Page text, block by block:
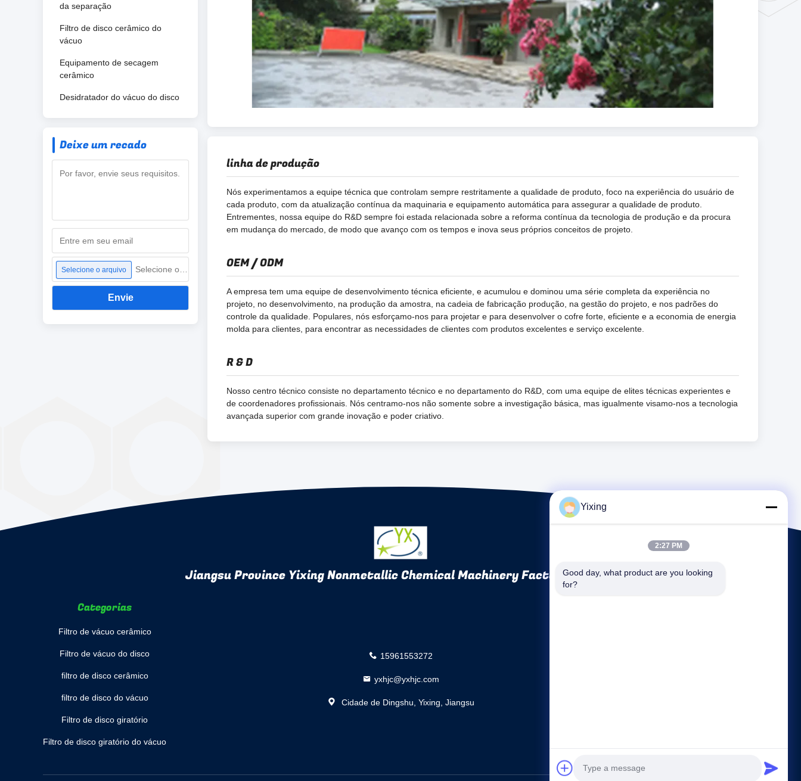
da separação
Filtro de disco cerâmico do
vácuo
Equipamento de secagem
cerâmico
Desidratador do vácuo do disco
Deixe um recado
Selecione o arquivo
Envie
linha de produção
Nós experimentamos a equipe técnica que controlam sempre restritamente a qualidade de produto, foco na experiência do usuário de
cada produto, com da atualização contínua da maquinaria e equipamento automática para assegurar a qualidade de produto.
Entrementes, nossa equipe do R&D sempre foi estada relacionada sobre a reforma contínua da tecnologia de produção e da procura
em mudança do mercado, de modo que avanço com os tempos e inova seus próprios conceitos de projeto.
OEM / ODM
A empresa tem uma equipe de desenvolvimento técnica eficiente, e acumulou e dominou uma série completa da experiência no
projeto, no desenvolvimento, na produção da amostra, na cadeia de fabricação produção, na gestão do projeto, e nos padrões do
controle da qualidade. Populares, nós esforçamo-nos para projetar e para desenvolver o cofre forte, eficiente e a economia de energia
molda para clientes, para encontrar as necessidades de clientes com produtos excelentes e serviço excelente.
R & D
Nosso centro técnico consiste no departamento técnico e no departamento do R&D, com uma equipe de elites técnicas experientes e
de coordenadores profissionais. Nós centramo-nos não somente sobre a investigação básica, mas igualmente visamo-nos a tecnologia
avançada superior com grande inovação e poder criativo.
Jiangsu Province Yixing Nonmetallic Chemical Machinery Factory Co., Ltd
Categorias
Filtro de vácuo cerâmico
Filtro de vácuo do disco
filtro de disco cerâmico
filtro de disco do vácuo
Filtro de disco giratório
Filtro de disco giratório do vácuo
15961553272
yxhjc@yxhjc.com
Cidade de Dingshu, Yixing, Jiangsu
Yixing
2:27 PM
Good day, what product are you looking
for?